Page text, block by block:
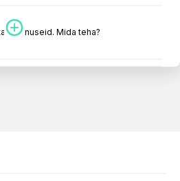
Mida teha?